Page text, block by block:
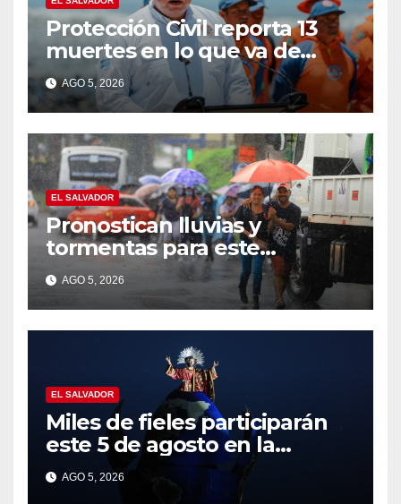
Protección Civil reporta 13
muertes en lo que va de
vacaciones de agosto
AGO 5, 2026
EL SALVADOR
Pronostican lluvias y
tormentas para este
miércoles por influencia de
una onda tropical
AGO 5, 2026
EL SALVADOR
Miles de fieles participarán
este 5 de agosto en la
tradicional Bajada del Divino
Salvador del Mundo
AGO 5, 2026